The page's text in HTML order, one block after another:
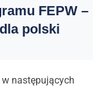
FEPW –
polski
następujących